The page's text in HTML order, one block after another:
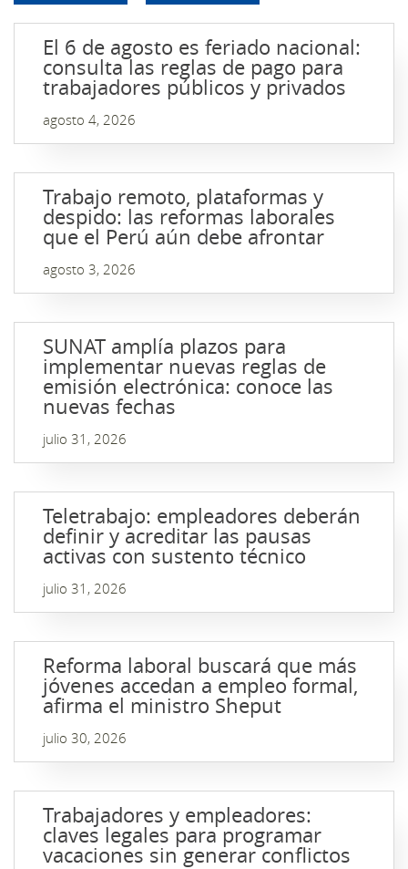
El 6 de agosto es feriado nacional:
consulta las reglas de pago para
trabajadores públicos y privados
agosto 4, 2026
Trabajo remoto, plataformas y
despido: las reformas laborales
que el Perú aún debe afrontar
agosto 3, 2026
SUNAT amplía plazos para
implementar nuevas reglas de
emisión electrónica: conoce las
nuevas fechas
julio 31, 2026
Teletrabajo: empleadores deberán
definir y acreditar las pausas
activas con sustento técnico
julio 31, 2026
Reforma laboral buscará que más
jóvenes accedan a empleo formal,
afirma el ministro Sheput
julio 30, 2026
Trabajadores y empleadores:
claves legales para programar
vacaciones sin generar conflictos